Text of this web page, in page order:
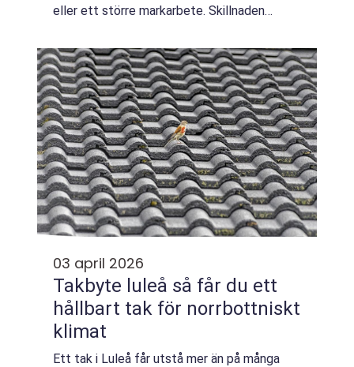
eller ett större markarbete. Skillnaden
tung erfarenhet ligger ofta i planeringen,
kom...
03 april 2026
Takbyte luleå så får du ett
hållbart tak för norrbottniskt
klimat
Ett tak i Luleå får utstå mer än på många